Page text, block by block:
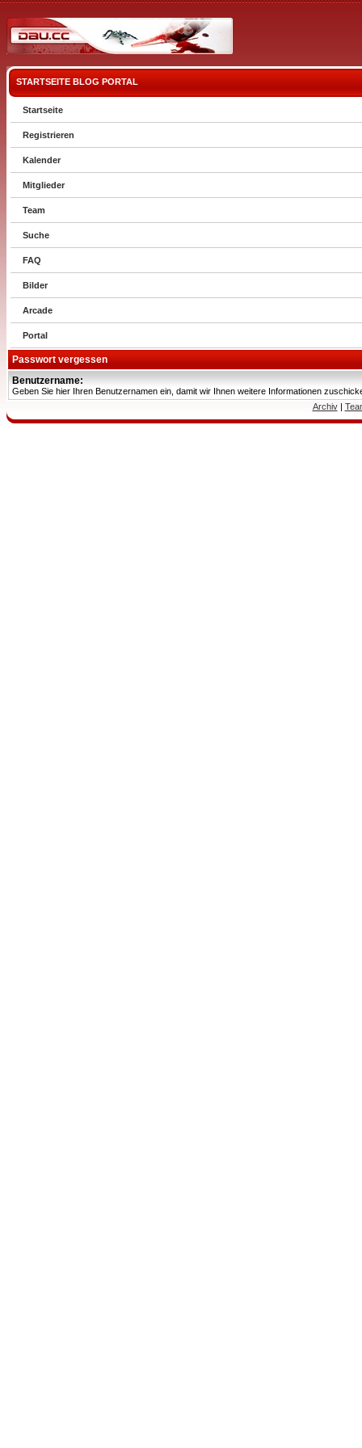
STARTSEITE BLOG PORTAL
Startseite
Registrieren
Kalender
Mitglieder
Team
Suche
FAQ
Bilder
Arcade
Portal
Passwort vergessen
Benutzername:
Geben Sie hier Ihren Benutzernamen ein, damit wir Ihnen weitere Informationen
Archiv|